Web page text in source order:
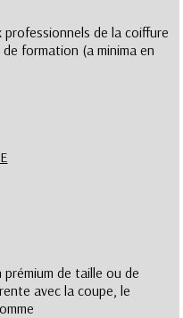
professionnels de la coiffure
formation (a minima en
de taille ou de
avec la coupe, le